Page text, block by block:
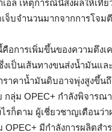
อล เหตุการณ์นี้ส่งผลให้เที่
บจำนวนมากจากการโจม
การเพิ่มขึ้นของความตึงเ
เป็นเส้นทางขนส่งน้ำมันแ
าคาน้ำมันดิบอาจพุ่งสูงขึ้นถึ
ลุ่ม OPEC+ กำลังพิจารณ
ก็ตาม ผู้เชี่ยวชาญเตือนว่า
มีกำลังการผลิตสำ